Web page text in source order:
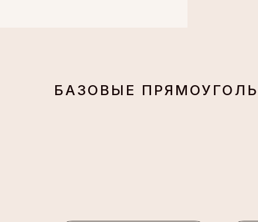
БАЗОВЫЕ